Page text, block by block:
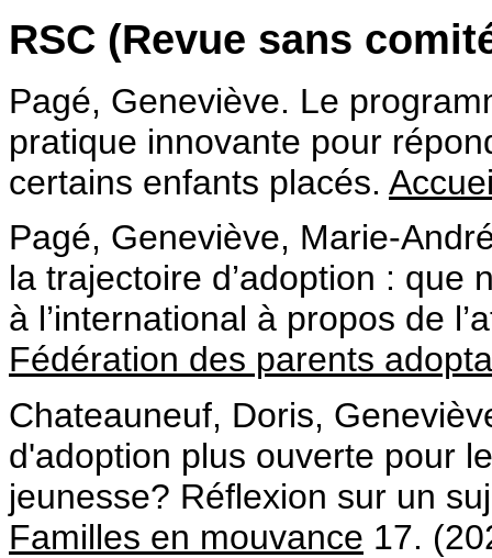
RSC (Revue sans
Pagé, Geneviève. Le
pratique innovante pour
certains enfants placés.
Pagé, Geneviève, Marie-
la trajectoire d’adoption : que
à l’international à propos de
Fédération des parents
Chateauneuf, Doris,
d'adoption plus ouverte pour
jeunesse? Réflexion sur un
Familles en mouvance 17.